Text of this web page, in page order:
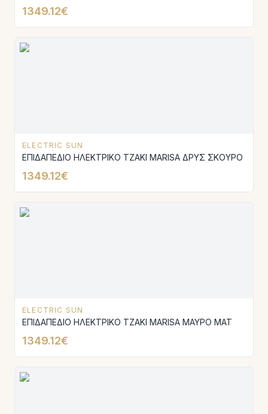
1349.12€
ELECTRIC SUN
ΕΠΙΔΑΠΕΔΙΟ ΗΛΕΚΤΡΙΚΟ ΤΖΑΚΙ MARISA ΔΡΥΣ ΣΚΟΥΡΟ
1349.12€
ELECTRIC SUN
ΕΠΙΔΑΠΕΔΙΟ ΗΛΕΚΤΡΙΚΟ ΤΖΑΚΙ MARISA ΜΑΥΡΟ MAT
1349.12€